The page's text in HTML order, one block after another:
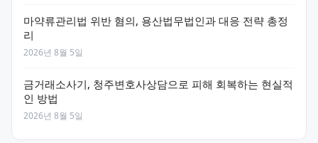
마약류관리법 위반 혐의, 용산법무법인과 대응 전략 총정
리
2026년 8월 5일
금거래소사기, 청주변호사상담으로 피해 회복하는 현실적
인 방법
2026년 8월 5일